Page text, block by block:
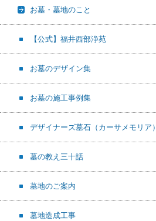
お墓・墓地のこと
【公式】福井西部浄苑
お墓のデザイン集
お墓の施工事例集
デザイナーズ墓石（カーサメモリア）
墓の教え三十話
墓地のご案内
墓地造成工事